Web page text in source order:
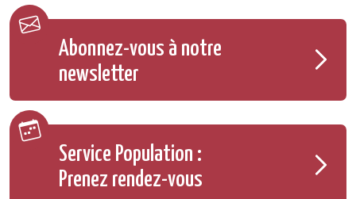
Abonnez-vous à notre
newsletter
Service Population :
Prenez rendez-vous